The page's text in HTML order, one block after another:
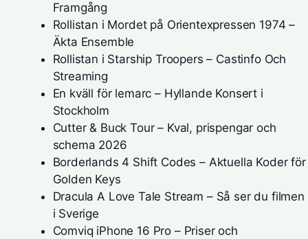
Framgång
Rollistan i Mordet på Orientexpressen 1974 –
Äkta Ensemble
Rollistan i Starship Troopers – Castinfo Och
Streaming
En kväll för lemarc – Hyllande Konsert i
Stockholm
Cutter & Buck Tour – Kval, prispengar och
schema 2026
Borderlands 4 Shift Codes – Aktuella Koder för
Golden Keys
Dracula A Love Tale Stream – Så ser du filmen
i Sverige
Comviq iPhone 16 Pro – Priser och